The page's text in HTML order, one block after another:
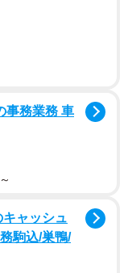
セプトで、高さ15
、壁面に覆うよう
維持管理は造園業
が担った。
たが、同館関係者
先を検討。斑鳩町
事務業務 車
ャッシュ
駒込/巣鴨/